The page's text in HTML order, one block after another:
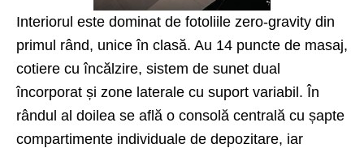
Interiorul este dominat de fotoliile zero-gravity din
primul rând, unice în clasă. Au 14 puncte de masaj,
cotiere cu încălzire, sistem de sunet dual
încorporat și zone laterale cu suport variabil. În
rândul al doilea se află o consolă centrală cu șapte
compartimente individuale de depozitare, iar